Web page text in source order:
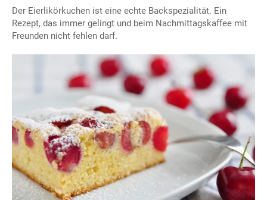
Der Eierlikörkuchen ist eine echte Backspezialität. Ein
Rezept, das immer gelingt und beim Nachmittagskaffee mit
Freunden nicht fehlen darf.